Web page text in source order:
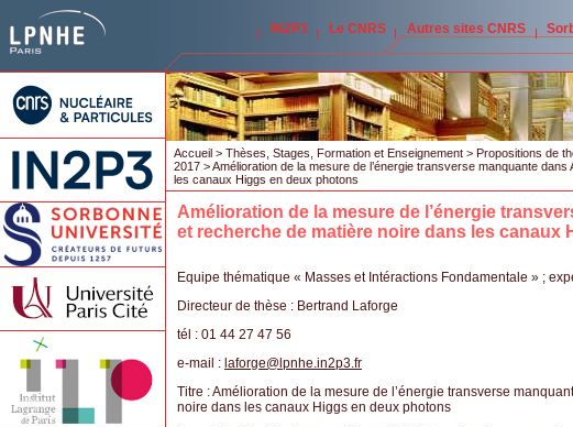
IN2P3 Le CNRS Autres sites CNRS
Accueil > Thèses, Stages, Formation et Enseignement > Propositions de
2017 > Amélioration de la mesure de l’énergie transverse manquante
les canaux Higgs en deux photons
Amélioration de la mesure de l’énergie
et recherche de matière noire dans les canaux
Equipe thématique « Masses et Intéractions Fondamentale » ;
Directeur de thèse : Bertrand Laforge
tél : 01 44 27 47 56
e-mail : laforge@ lpnhe.in2p3.fr
Titre : Amélioration de la mesure de l’énergie transverse
noire dans les canaux Higgs en deux photons